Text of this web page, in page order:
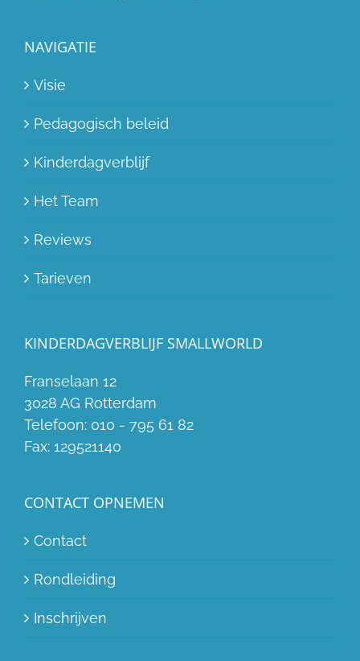
NAVIGATIE
Visie
Pedagogisch beleid
Kinderdagverblijf
Het Team
Reviews
Tarieven
KINDERDAGVERBLIJF SMALLWORLD
Franselaan 12
3028 AG Rotterdam
Telefoon: 010 - 795 61 82
Fax: 129521140
CONTACT OPNEMEN
Contact
Rondleiding
Inschrijven